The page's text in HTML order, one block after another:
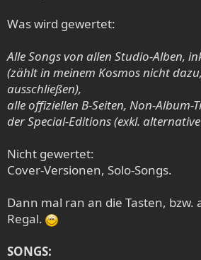
Was wird gewertet:
Alle Songs von allen Studio-Alben,
(zählt in meinem Kosmos nicht
ausschließen),
alle offiziellen B-Seiten, Non-Album-
der Special-Editions (exkl.
Nicht gewertet:
Cover-Versionen, Solo-Songs.
Dann mal ran an die Tasten, bzw.
Regal.
SONGS: